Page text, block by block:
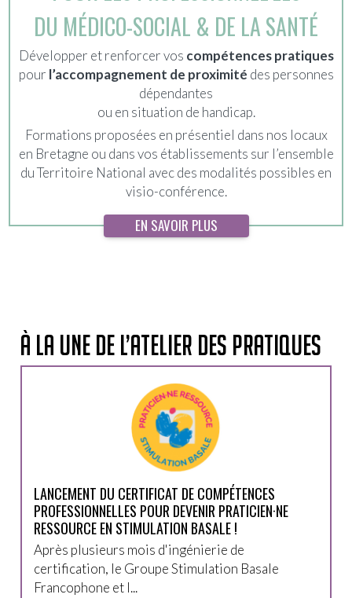
DU MÉDICO-SOCIAL & DE LA SANTÉ
Développer et renforcer vos compétences pratiques
pour l’accompagnement de proximité des personnes
dépendantes
ou en situation de handicap.
Formations proposées en présentiel dans nos locaux
en Bretagne ou dans vos établissements sur l’ensemble
du Territoire National avec des modalités possibles en
visio-conférence.
EN SAVOIR PLUS
À LA UNE DE L’ATELIER DES PRATIQUES
LANCEMENT DU CERTIFICAT DE COMPÉTENCES
PROFESSIONNELLES POUR DEVENIR PRATICIEN·NE
RESSOURCE EN STIMULATION BASALE !
Après plusieurs mois d'ingénierie de
certification, le Groupe Stimulation Basale
Francophone et l...